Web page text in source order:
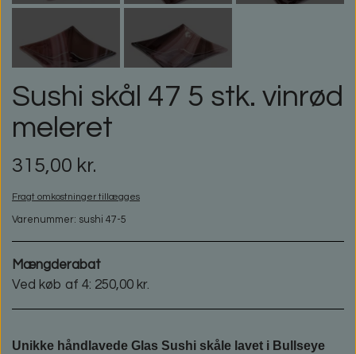
Sushi skål 47 5 stk. vinrød
meleret
315,00 kr.
Fragt omkostninger tillægges
Varenummer: sushi 47-5
Mængderabat
Ved køb af 4: 250,00 kr.
Unikke håndlavede Glas Sushi skåle lavet i Bullseye